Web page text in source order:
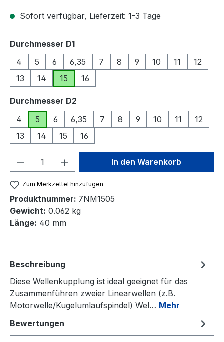
Sofort verfügbar, Lieferzeit: 1-3 Tage
Durchmesser D1auswählen
4
5 6 6,35 7 8 9 10 11
12
13
14 15 16
Durchmesser D2
4
5 6 6,35 7 8 9 10 11
12
13
14 15 16
Produkt Anzahl: Gib denIn den Warenkorb
Zum Merkzettel hinzufügen
Produktnummer: 7NM1505
Gewicht: 0.062 kg
Länge: 40 mm
Beschreibung
Diese Wellenkupplung ist ideal geeignet für das
Zusammenführen zweier Linearwellen (z.B.
Motorwelle/Kugelumlaufspindel) Wel… Mehr
Bewertungen